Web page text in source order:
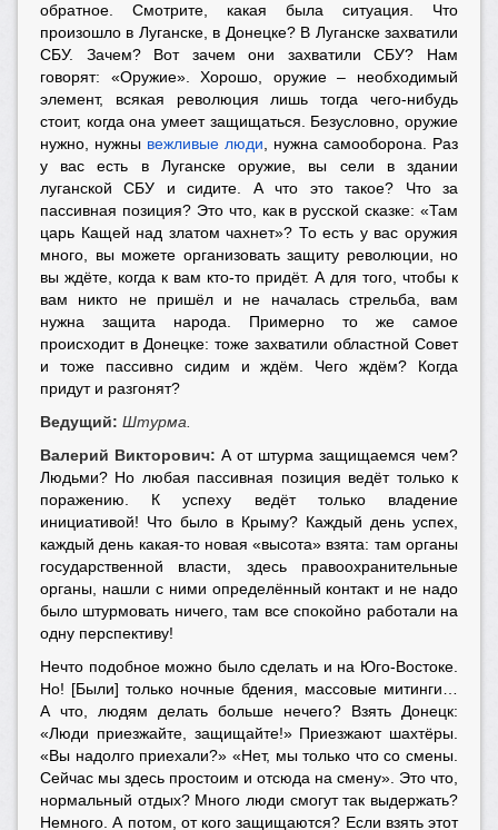
обратное. Смотрите, какая была ситуация. Что
произошло в Луганске, в Донецке? В Луганске захватили
СБУ. Зачем? Вот зачем они захватили СБУ? Нам
говорят: «Оружие». Хорошо, оружие – необходимый
элемент, всякая революция лишь тогда чего-нибудь
стоит, когда она умеет защищаться. Безусловно, оружие
нужно, нужны вежливые люди , нужна самооборона. Раз
у вас есть в Луганске оружие, вы сели в здании
луганской СБУ и сидите. А что это такое? Что за
пассивная позиция? Это что, как в русской сказке: «Там
царь Кащей над златом чахнет»? То есть у вас оружия
много, вы можете организовать защиту революции, но
вы ждёте, когда к вам кто-то придёт. А для того, чтобы к
вам никто не пришёл и не началась стрельба, вам
нужна защита народа. Примерно то же самое
происходит в Донецке: тоже захватили областной Совет
и тоже пассивно сидим и ждём. Чего ждём? Когда
придут и разгонят?
Ведущий: Штурма.
Валерий Викторович: А от штурма защищаемся чем?
Людьми? Но любая пассивная позиция ведёт только к
поражению. К успеху ведёт только владение
инициативой! Что было в Крыму? Каждый день успех,
каждый день какая-то новая «высота» взята: там органы
государственной власти, здесь правоохранительные
органы, нашли с ними определённый контакт и не надо
было штурмовать ничего, там все спокойно работали на
одну перспективу!
Нечто подобное можно было сделать и на Юго-Востоке.
Но! [Были] только ночные бдения, массовые митинги…
А что, людям делать больше нечего? Взять Донецк:
«Люди приезжайте, защищайте!» Приезжают шахтёры.
«Вы надолго приехали?» «Нет, мы только что со смены.
Сейчас мы здесь простоим и отсюда на смену». Это что,
нормальный отдых? Много люди смогут так выдержать?
Немного. А потом, от кого защищаются? Если взять этот